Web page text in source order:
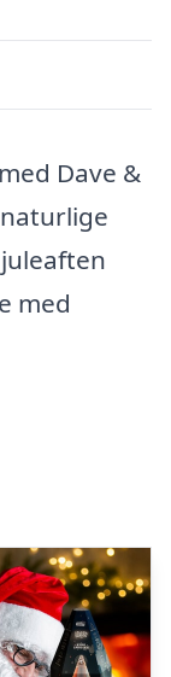
Dave &
naturlige
med